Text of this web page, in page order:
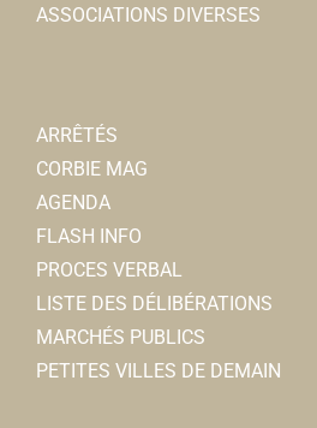
ASSOCIATIONS DIVERSES
ARRÊTÉS
CORBIE MAG
AGENDA
FLASH INFO
PROCES VERBAL
LISTE DES DÉLIBÉRATIONS
MARCHÉS PUBLICS
PETITES VILLES DE DEMAIN